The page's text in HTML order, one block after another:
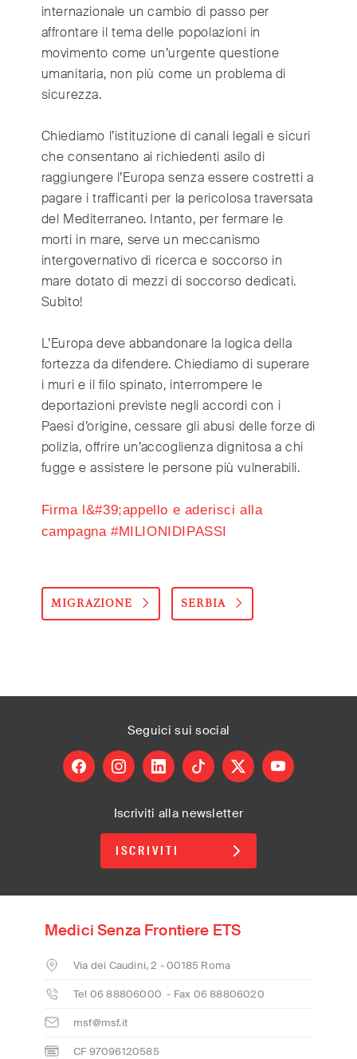
internazionale un cambio di passo per
affrontare il tema delle popolazioni in
movimento come un’urgente questione
umanitaria, non più come un problema di
sicurezza.
Chiediamo l’istituzione di canali legali e sicuri
che consentano ai richiedenti asilo di
raggiungere l’Europa senza essere costretti a
pagare i trafficanti per la pericolosa traversata
del Mediterraneo. Intanto, per fermare le
morti in mare, serve un meccanismo
intergovernativo di ricerca e soccorso in
mare dotato di mezzi di soccorso dedicati.
Subito!
L’Europa deve abbandonare la logica della
fortezza da difendere. Chiediamo di superare
i muri e il filo spinato, interrompere le
deportazioni previste negli accordi con i
Paesi d’origine, cessare gli abusi delle forze di
polizia, offrire un’accoglienza dignitosa a chi
fugge e assistere le persone più vulnerabili.
Firma l&#39;appello e aderisci alla
campagna #MILIONIDIPASSI
MIGRAZIONE SERBIA
Seguici sui social
facebookinstagramlinkedintiktok X youtube
Iscriviti alla newsletter
ISCRIVITI
Medici Senza Frontiere ETS
Via dei Caudini, 2 - 00185 Roma
Tel 06 88806000 - Fax 06 88806020
msf@msf.it
CF 97096120585